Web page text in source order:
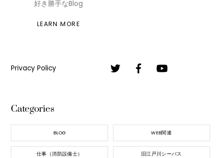
好き勝手なBlog
LEARN MORE
Privacy Policy
Categories
BLOG WEB関連
仕事（消防設備士） 旧江戸川シーバス